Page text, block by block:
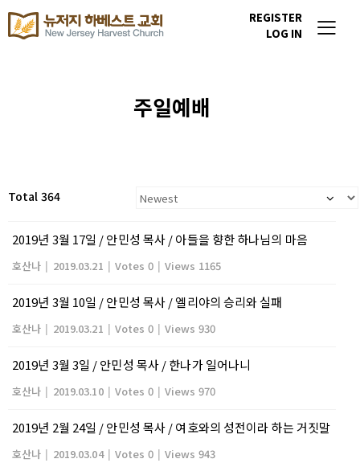
REGISTER
LOG IN
주일예배
Total 364
2019년 3월 17일 / 안민성 목사 / 아들을 향한 하나님의 마음
호산나 | 2019.03.21 | Votes 0 | Views 1165
2019년 3월 10일 / 안민성 목사 / 엘리야의 승리와 실패
호산나 | 2019.03.21 | Votes 0 | Views 930
2019년 3월 3일 / 안민성 목사 / 한나가 일어나니
호산나 | 2019.03.10 | Votes 0 | Views 970
2019년 2월 24일 / 안민성 목사 / 여호와의 성전이라 하는 거짓말
호산나 | 2019.03.04 | Votes 0 | Views 943